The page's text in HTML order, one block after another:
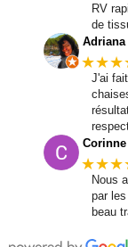
RV
de
J'ai
Nous
par
beau